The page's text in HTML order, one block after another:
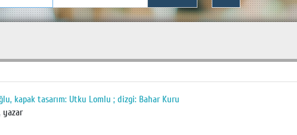
kapak tasarım: Utku Lomlu ; dizgi: Bahar Kuru
yazar